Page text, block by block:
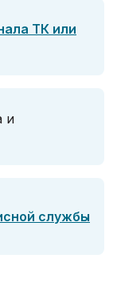
ТК или
и
службы